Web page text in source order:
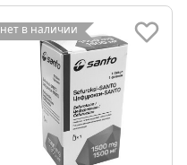
нет в наличии